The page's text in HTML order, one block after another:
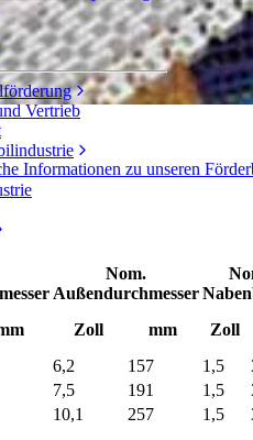
Informationen zu unseren
Vertrieb
extrem
(FDA)
Nom.
Außendurchmesser
Zoll mm
Zoll
6,2 157 1,5
7,5 191 1,5
10,1 257 1,5